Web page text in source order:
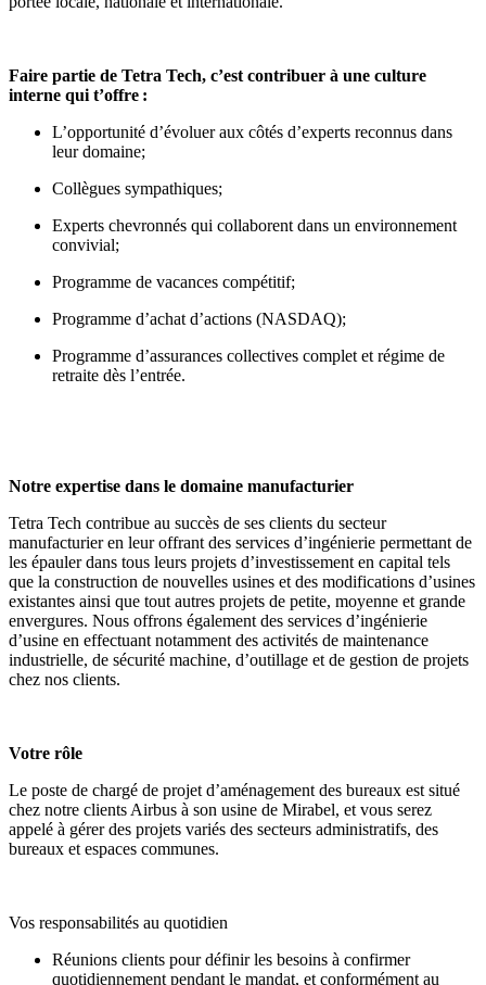
Faire partie de Tetra Tech, c’est contribuer à une culture
interne qui t’offre :
L’opportunité d’évoluer aux côtés d’experts reconnus dans
leur domaine;
Collègues sympathiques;
Experts chevronnés qui collaborent dans un environnement
convivial;
Programme de vacances compétitif;
Programme d’achat d’actions (NASDAQ);
Programme d’assurances collectives complet et régime de
retraite dès l’entrée.
Notre expertise dans le domaine manufacturier
Tetra Tech contribue au succès de ses clients du secteur
manufacturier en leur offrant des services d’ingénierie permettant de
les épauler dans tous leurs projets d’investissement en capital tels
que la construction de nouvelles usines et des modifications d’usines
existantes ainsi que tout autres projets de petite, moyenne et grande
envergures. Nous offrons également des services d’ingénierie
d’usine en effectuant notamment des activités de maintenance
industrielle, de sécurité machine, d’outillage et de gestion de projets
chez nos clients.
Votre rôle
Le poste de chargé de projet d’aménagement des bureaux est situé
chez notre clients Airbus à son usine de Mirabel, et vous serez
appelé à gérer des projets variés des secteurs administratifs, des
bureaux et espaces communes.
Vos responsabilités au quotidien
Réunions clients pour définir les besoins à confirmer
quotidiennement pendant le mandat, et conformément au